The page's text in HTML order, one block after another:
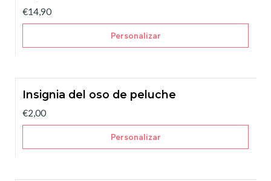
€14,90
Personalizar
Insignia del oso de peluche
€2,00
Personalizar